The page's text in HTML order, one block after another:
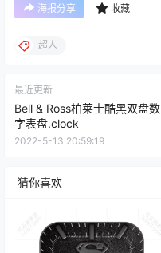
海报分享 收藏
超人
最近更新
Bell & Ross柏莱士酷黑双盘数
字表盘.clock
2022-5-13 20:59:19
猜你喜欢